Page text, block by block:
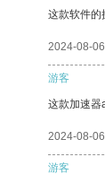
这款软件的
2024-08-06
游客
这款加速器
2024-08-06
游客